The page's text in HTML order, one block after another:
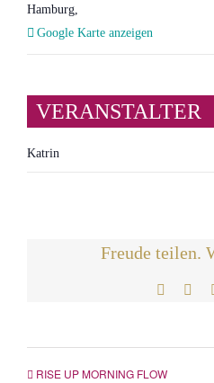
Hamburg,
Google Karte anzeigen
VERANSTALTER
Katrin
Freude teilen.
RISE UP MORNING FLOW